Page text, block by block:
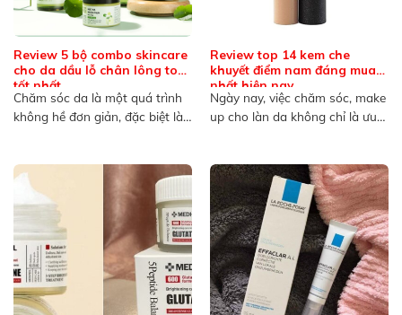
Review 5 bộ combo skincare
cho da dầu lỗ chân lông to
tốt nhất
Chăm sóc da là một quá trình
không hề đơn giản, đặc biệt là
Review top 14 kem che
khuyết điểm nam đáng mua
nhất hiện nay
Ngày nay, việc chăm sóc, make
up cho làn da không chỉ là ưu